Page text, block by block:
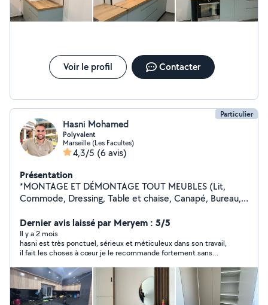
Entreprise déclarée Services à la Personne (SAP) :
profitez de 50 % de crédit d'impôt sur de nombreuses
préfinancés. Nos engagements : Devis gratuits et
transparents Interventions soignées Confiance,
proximité et professionnalisme. Les renseignements et
vous n'avez pas de réponse de ma part au O7788O8941.
Voir le profil Contacter
Particulier
Hasni Mohamed
Polyvalent
Marseille (Les Facultes)
4,3/5 (6 avis)
Présentation
*MONTAGE ET DÉMONTAGE TOUT MEUBLES (Lit,
Commode, Dressing, Table et chaise, Canapé, Bureau,
Placards/Armoire) *Tringles à rideaux *Fixer miroir mur
*Fixation support tv mural *Accrocher des tableaux au
mur *Fixer des étagères *Installation de portes de
placard *Boucher les trous dans un murs *Réparer une
fissure murale *Changer un robinet / Pose évier
*Changer une poignée de porte *Hotte aspirante *Pose
de parquet *Tous petit travaux
Dernier avis laissé par Meryem : 5/5
Il y a 2 mois
hasni est très ponctuel, sérieux et méticuleux dans son travail,
il fait les choses à cœur je le recommande fortement sans